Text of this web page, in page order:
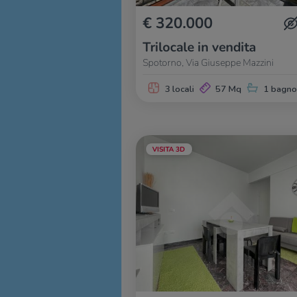
€ 320.000
Trilocale in vendita
Spotorno, Via Giuseppe Mazzini
3 locali 57 Mq 1 bagno
VISITA 3D